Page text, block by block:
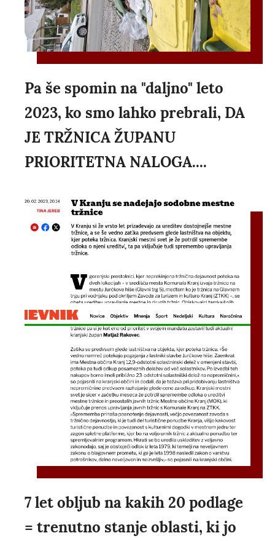
Pa še spomin na "daljno" leto
2023, ko smo lahko prebrali, DA
JE TRŽNICA ŽUPANU
PRIORITETNA NALOGA....
7 let obljub na kakih 20 podlage
= trenutno stanje oblasti, ki jo